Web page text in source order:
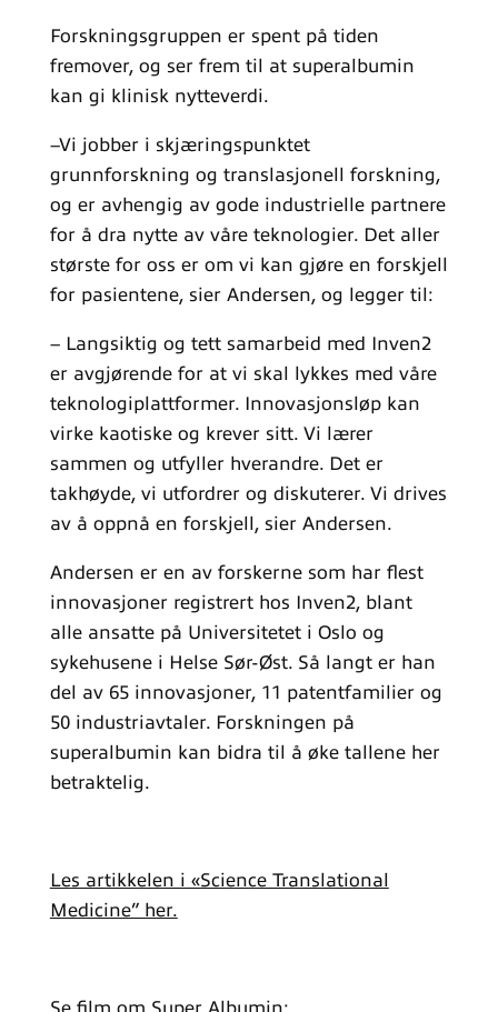
Forskningsgruppen er spent på tiden
fremover, og ser frem til at superalbumin
kan gi klinisk nytteverdi.
–Vi jobber i skjæringspunktet
grunnforskning og translasjonell forskning,
og er avhengig av gode industrielle partnere
for å dra nytte av våre teknologier. Det aller
største for oss er om vi kan gjøre en forskjell
for pasientene, sier Andersen, og legger til:
– Langsiktig og tett samarbeid med Inven2
er avgjørende for at vi skal lykkes med våre
teknologiplattformer. Innovasjonsløp kan
virke kaotiske og krever sitt. Vi lærer
sammen og utfyller hverandre. Det er
takhøyde, vi utfordrer og diskuterer. Vi drives
av å oppnå en forskjell, sier Andersen.
Andersen er en av forskerne som har flest
innovasjoner registrert hos Inven2, blant
alle ansatte på Universitetet i Oslo og
sykehusene i Helse Sør-Øst. Så langt er han
del av 65 innovasjoner, 11 patentfamilier og
50 industriavtaler. Forskningen på
superalbumin kan bidra til å øke tallene her
betraktelig.
Les artikkelen i «Science Translational
Medicine” her.